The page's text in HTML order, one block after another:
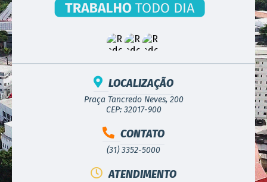
LOCALIZAÇÃO
Praça Tancredo Neves, 200
CEP: 32017-900
CONTATO
(31) 3352-5000
ATENDIMENTO